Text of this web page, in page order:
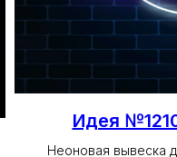
Идея
Неоновая вывеска